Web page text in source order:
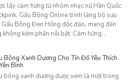
lấy cảm hứng từ nhóm nhạc nữ Hàn Quốc
Gấu Bông Online trình làng bộ sưu
Bông Đen Hồng độc đáo, mang đến
kém phần nổi bật. Cảm hứng…
Bông Xanh Dương Cho Tín Đồ Yêu Thích
Bình
bông xanh dương được xem là một trong